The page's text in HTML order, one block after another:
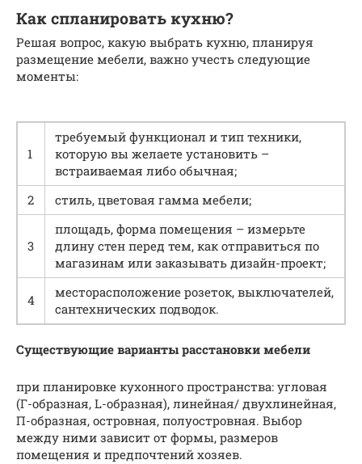
Как спланировать кухню?
Решая вопрос, какую выбрать кухню, планируя
размещение мебели, важно учесть следующие
моменты:
1
требуемый функционал и тип техники,
которую вы желаете установить –
встраиваемая либо обычная;
2
стиль, цветовая гамма мебели;
3
площадь, форма помещения – измерьте
длину стен перед тем, как отправиться по
магазинам или заказывать дизайн-проект;
4
месторасположение розеток, выключателей,
сантехнических подводок.
Существующие варианты расстановки мебели
при планировке кухонного пространства: угловая
(Г-образная, L-образная), линейная/ двухлинейная,
П-образная, островная, полуостровная. Выбор
между ними зависит от формы, размеров
помещения и предпочтений хозяев.